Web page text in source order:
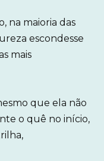
na maioria das
escondesse
mais
que ela não
o quê no início,